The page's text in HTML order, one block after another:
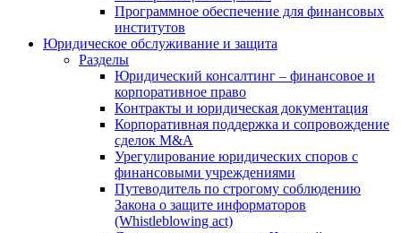
Программное обеспечение для финансовых
институтов
Юридическое обслуживание и защита
Разделы
Юридический консалтинг – финансовое и
корпоративное право
Контракты и юридическая документация
Корпоративная поддержка и сопровождение
сделок M&A
Урегулирование юридических споров с
финансовыми учреждениями
Путеводитель по строгому соблюдению
Закона о защите информаторов
(Whistleblowing act)